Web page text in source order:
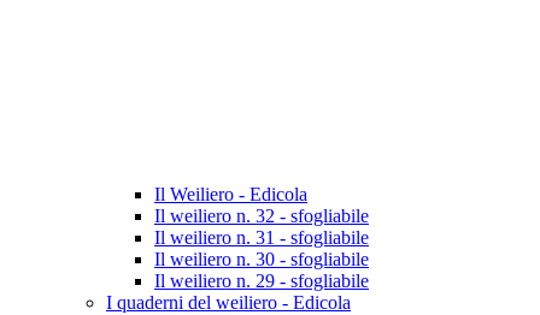
Il Weiliero - Edicola
Il weiliero n. 32 - sfogliabile
Il weiliero n. 31 - sfogliabile
Il weiliero n. 30 - sfogliabile
Il weiliero n. 29 - sfogliabile
I quaderni del weiliero - Edicola